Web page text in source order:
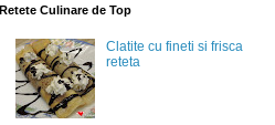
Retete Culinare de Top
Clatite cu fineti si frisca
reteta